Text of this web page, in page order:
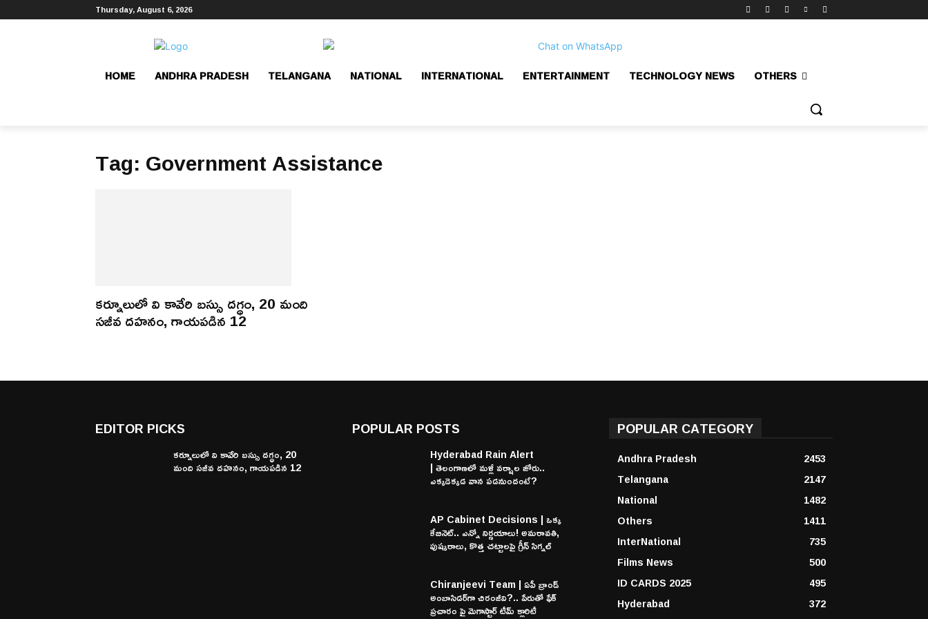
Thursday, August 6, 2026
HOME ANDHRA PRADESH TELANGANA NATIONAL INTERNATIONAL ENTERTAINMENT TECHNOLOGY NEWS OTHERS
Tag: Government Assistance
కర్నూలులో వి కావేరి బస్సు దగ్ధం, 20 మంది
సజీవ దహనం, గాయపడిన 12
EDITOR PICKS
కర్నూలులో వి కావేరి బస్సు దగ్ధం, 20
మంది సజీవ దహనం, గాయపడిన 12
POPULAR POSTS
Hyderabad Rain Alert
| తెలంగాణలో మళ్లీ వర్షాల జోరు..
ఎక్కడెక్కడ వాన పడనుందంటే?
AP Cabinet Decisions | ఒక్క
కేబినెట్.. ఎన్నో నిర్ణయాలు! అమరావతి,
పుష్కరాలు, కొత్త చట్టాలపై గ్రీన్ సిగ్నల్
Chiranjeevi Team | ఏపీ బ్రాండ్
అంబాసిడర్‌గా చిరంజీవి?.. పేరుతో ఫేక్
ప్రచారం పై మెగాస్టార్ టీమ్ క్లారిటీ
POPULAR CATEGORY
Andhra Pradesh
2453
Telangana
2147
National
1482
Others
1411
InterNational
735
Films News
500
ID CARDS 2025
495
Hyderabad
372